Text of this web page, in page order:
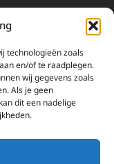
technologieën zoals
en/of te raadplegen.
wij gegevens zoals
Als je geen
dit een nadelige
uw donaties.